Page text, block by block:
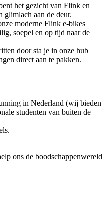
het gezicht van Flink en
glimlach aan de deur.
moderne Flink e-bikes
soepel en op tijd naar de
door sta je in onze hub
direct aan te pakken.
in Nederland (wij bieden
studenten van buiten de
ons de boodschappenwereld